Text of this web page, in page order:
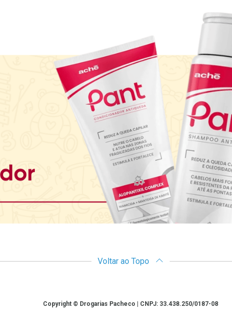
Voltar ao Topo
Copyright © Drogarias Pacheco | CNPJ: 33.438.250/0187-08